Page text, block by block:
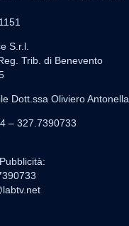
S.r.l.
Trib. di Benevento
Dott.ssa Oliviero Antonella
– 327.7390733